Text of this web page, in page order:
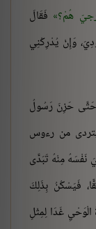
هُمْ؟ فَقَالَ
وَإِنْ يُدْرِكْنِي
حَتَّى حَزِنَ رَسُولُ
من رءوس
نَفْسَهُ مِنْهُ تَبَدَّى
فَيَسْكُنُ بِذَلِكَ
الْوَحْيِ غَدَا لِمِثْلِ